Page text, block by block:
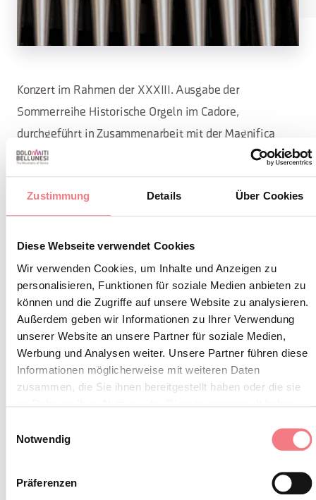
Zustimmung Details Über Cookies
Diese Webseite verwendet Cookies
Wir verwenden Cookies, um Inhalte und Anzeigen zu
personalisieren, Funktionen für soziale Medien anbieten zu
können und die Zugriffe auf unsere Website zu analysieren.
Außerdem geben wir Informationen zu Ihrer Verwendung
unserer Website an unsere Partner für soziale Medien,
Werbung und Analysen weiter. Unsere Partner führen diese
Informationen möglicherweise mit weiteren Daten
zusammen, die Sie ihnen bereitgestellt haben oder die sie
Notwendig
Präferenzen
Konzert im Rahmen der XXXIII. Ausgabe der
Sommerreihe Historische Orgeln im Cadore,
durchgeführt in Zusammenarbeit mit der Magnifica
Comunità di Cadore, Gemeinden, Pfarreien und lokalen
Behörden
INFOS UND KONTAKTE DES VERANSTALTERS
+393397830030
organincadoredolomiti@gmail.com
www.organincadore.it
So erreichen Sie uns